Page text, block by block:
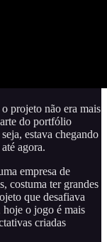
projeto não era mais
do portfólio
estava chegando
agora.
empresa de
costuma ter grandes
que desafiava
hoje o jogo é mais
criadas